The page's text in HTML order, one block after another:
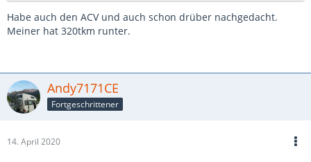
Habe auch den ACV und auch schon drüber nachgedacht.
Meiner hat 320tkm runter.
Andy7171CE
Fortgeschrittener
14. April 2020